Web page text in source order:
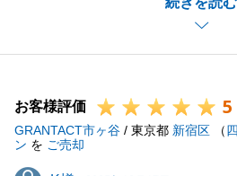
N様のおかげでスムーズにお手
ます。
非お気軽にご連絡を頂戴できれ
末永くよろしくお願いいたしま
お客様評価 5
GRANTACT市ヶ谷 / 東京都 新宿区 （
ン を ご売却